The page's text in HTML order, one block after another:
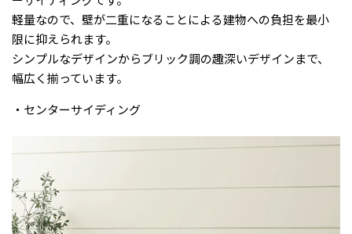
軽量なので、壁が二重になることによる建物への負担を最小
限に抑えられます。
シンプルなデザインからブリック調の趣深いデザインまで、
幅広く揃っています。
・センターサイディング